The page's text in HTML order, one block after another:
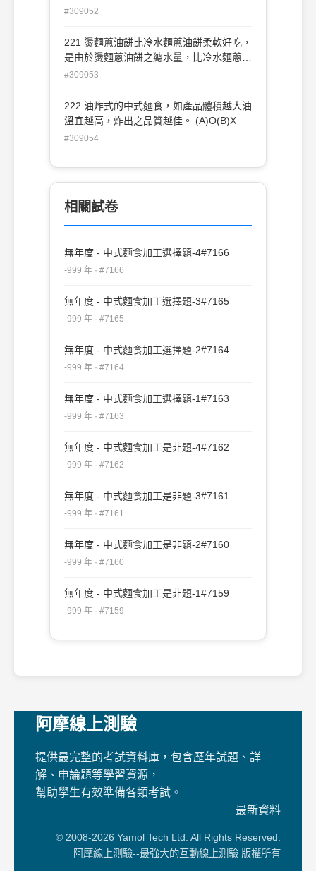
長保存時間，並具鹼水之香味。 (A)O(B)X
#309052
221 燙麵蔥油餅比冷水麵蔥油餅柔軟好吃，
是由於燙麵蔥油餅之總水量，比冷水麵蔥油
餅總水量多之故。 (A)O(B)X
#309053
222 油炸式的中式麵食，如產品體積越大油
溫宜越高，炸出之品質越佳。 (A)O(B)X
#309054
相關試卷
無年度 - 中式麵食加工選擇題-4#7166
-999 年 · #7166
無年度 - 中式麵食加工選擇題-3#7165
-999 年 · #7165
無年度 - 中式麵食加工選擇題-2#7164
-999 年 · #7164
無年度 - 中式麵食加工選擇題-1#7163
-999 年 · #7163
無年度 - 中式麵食加工是非題-4#7162
-999 年 · #7162
無年度 - 中式麵食加工是非題-3#7161
-999 年 · #7161
無年度 - 中式麵食加工是非題-2#7160
-999 年 · #7160
無年度 - 中式麵食加工是非題-1#7159
-999 年 · #7159
阿摩線上測驗
提供最完整的考試資料庫，包含歷年試題、詳
解、申論題等學習資源，
幫助學生有效準備各類考試。
最新資料
© 2008-2026 Yamol Tech Ltd. All Rights Reserved.
阿摩線上測驗--最強大的互動線上測驗 版權所有